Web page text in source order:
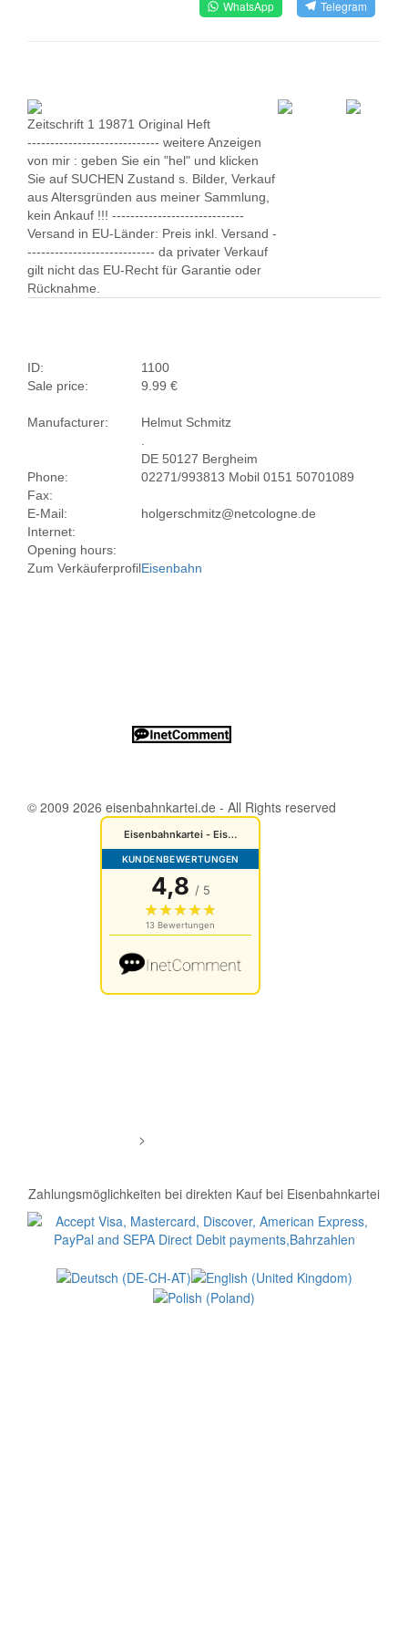
WhatsApp Telegram
Zeitschrift 1 19871 Original Heft
----------------------------- weitere Anzeigen
von mir : geben Sie ein "hel" und klicken
Sie auf SUCHEN Zustand s. Bilder, Verkauf
aus Altersgründen aus meiner Sammlung,
kein Ankauf !!! -----------------------------
Versand in EU-Länder: Preis inkl. Versand -
---------------------------- da privater Verkauf
gilt nicht das EU-Recht für Garantie oder
Rücknahme.
ID:
1100
Sale price:
9.99 €
Manufacturer:
Helmut Schmitz
DE 50127 Bergheim
Phone:
02271/993813 Mobil 0151 50701089
Fax:
E-Mail:
holgerschmitz@netcologne.de
Internet:
Opening hours:
Zum VerkäuferprofilEisenbahn
© 2009 2026 eisenbahnkartei.de - All Rights reserved
>
Zahlungsmöglichkeiten bei direkten Kauf bei Eisenbahnkartei